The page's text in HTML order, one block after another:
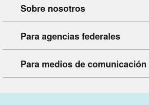
Sobre nosotros
Para agencias federales
Para medios de comunicación